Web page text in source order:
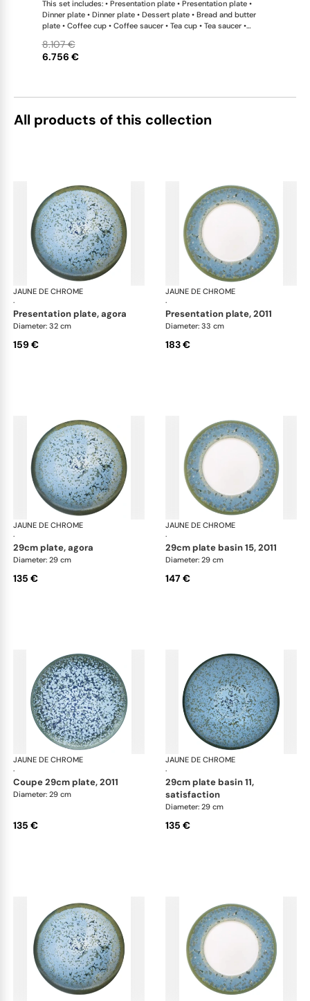
This set includes: • Presentation plate • Presentation plate •
Dinner plate • Dinner plate • Dessert plate • Bread and butter
plate • Coffee cup • Coffee saucer • Tea cup • Tea saucer •
Flat dish • Salad serving bowl • Salad serving bowl • 2-tier cake
stand x 1 This list is completely flexible. We can update the
6.756 €
8.107 €
All products of this collection
JAUNE DE CHROME
·
Nymphéa
presentation plate, agora
Diameter: 32 cm
159 €
JAUNE DE CHROME
·
presentation plate, 2011
Diameter: 33 cm
183 €
JAUNE DE CHROME
·
Nymphéa
29cm plate, agora
Diameter: 29 cm
135 €
JAUNE DE CHROME
·
29cm plate basin 15, 2011
Diameter: 29 cm
147 €
JAUNE DE CHROME
·
Nymphéa
coupe 29cm plate, 2011
Diameter: 29 cm
135 €
JAUNE DE CHROME
·
29cm plate basin 11,
satisfaction
Diameter: 29 cm
135 €